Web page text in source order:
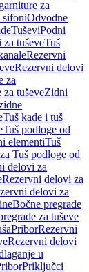
za
sifoniOdvodne
TuševiPodni
tuševeTuš
Rezervni
Rezervni delovi
za
tuševeZidni
Tuš kade i tuš
Tuš podloge od
elementiTuš
Tuš podloge od
delovi za
Rezervni delovi za
delovi za
Bočne pregrade
za tuševe
PriborRezervni
Rezervni delovi
u
Priključci